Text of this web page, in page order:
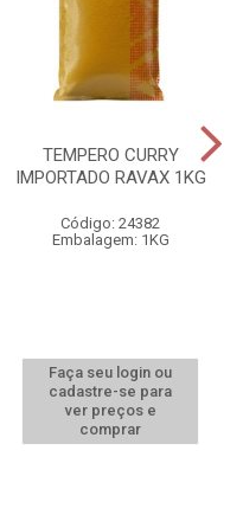
TEMPERO CURRY
IMPORTADO RAVAX 1KG
Código: 24382
Embalagem: 1KG
Faça seu login ou
cadastre-se para
ver preços e
comprar